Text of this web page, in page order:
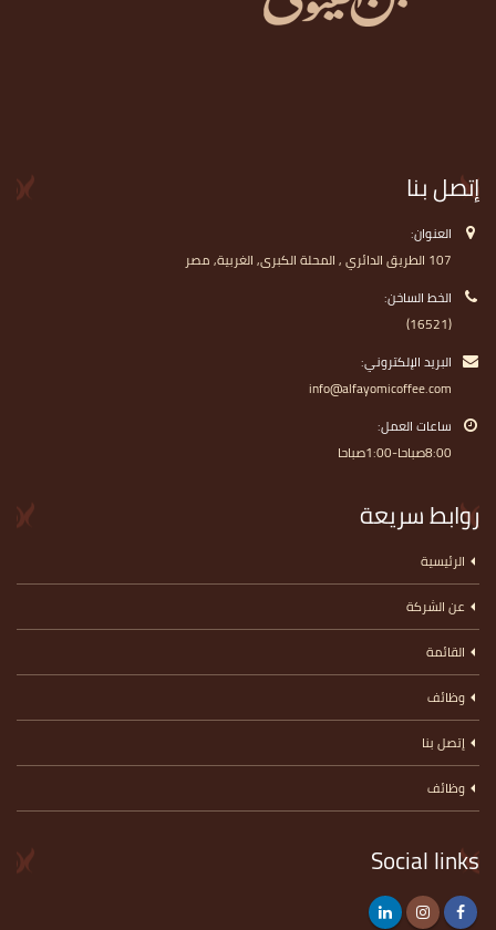
إتصل بنا
العنوان:
107 الطريق الدائري , المحلة الكبرى, الغربية, مصر
الخط الساخن:
(16521)
البريد الإلكتروني:
info@alfayomicoffee.com
ساعات العمل:
8:00صباحا-1:00صباحا
روابط سريعة
الرئيسية
عن الشركة
القائمة
وظائف
إتصل بنا
وظائف
Social links